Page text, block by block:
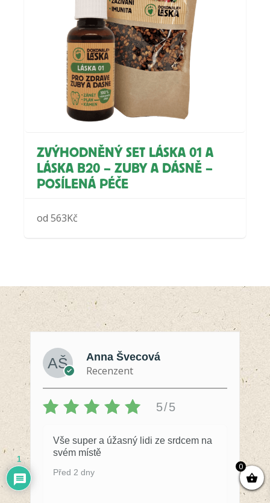
ZVÝHODNĚNÝ SET LÁSKA 01 A
LÁSKA B20 – ZUBY A DÁSNĚ –
POSÍLENÁ PÉČE
od 563Kč
Anna Švecová
Recenzent
5/5
Vše super a úžasný lidi ze srdcem na
svém místě
Před 2 dny
0
1